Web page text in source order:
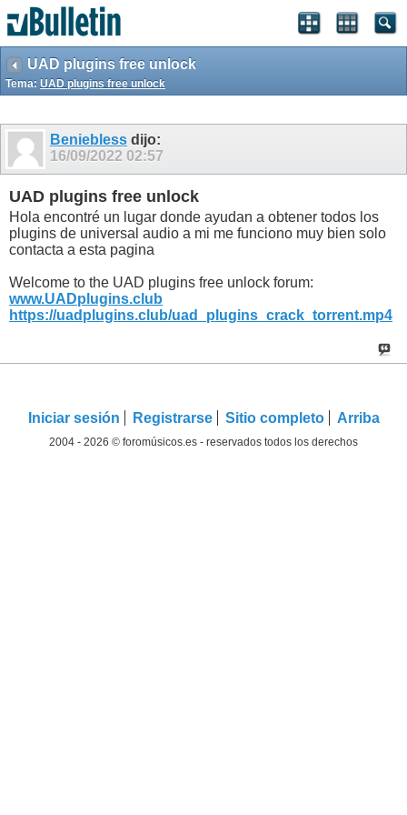
UAD plugins free unlock
Tema: UAD plugins free unlock
Beniebless dijo:
16/09/2022 02:57
UAD plugins free unlock
Hola encontré un lugar donde ayudan a obtener todos los
plugins de universal audio a mi me funciono muy bien solo
contacta a esta pagina
Welcome to the UAD plugins free unlock forum:
www.UADplugins.club
https://uadplugins.club/uad_plugins_crack_torrent.mp4
Iniciar sesión Registrarse Sitio completo Arriba
2004 - 2026 © foromúsicos.es - reservados todos los derechos